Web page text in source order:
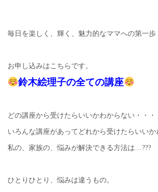
毎日を楽しく、輝く、魅力的なママへの第一歩
お申し込みはこちらです。
鈴木絵理子の全ての講座
どの講座から受けたらいいかわからない・・・
いろんな講座があってどれから受けたらいい
私の、家族の、悩みが解決できる方法は…???
ひとりひとり、悩みは違うもの。